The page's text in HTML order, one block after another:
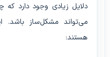
دلایل زیادی وجود دارد که
می‌تواند مشکل‌ساز باشد.
هستند: